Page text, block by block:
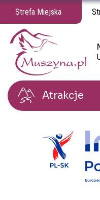
Strefa Miejska
Miasto i Gmina Uzdrowiskowa Muszyna
Atrakcje